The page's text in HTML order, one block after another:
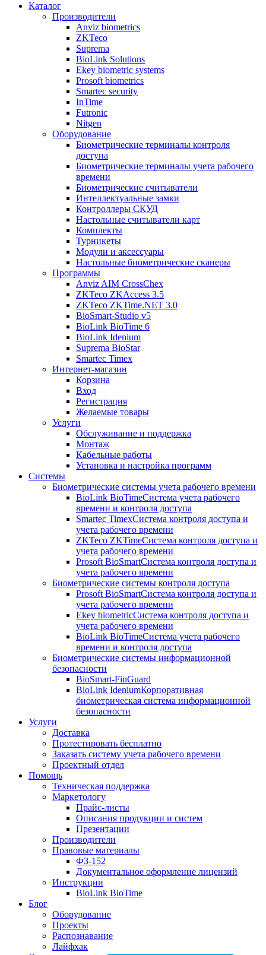
Каталог
Производители
Anviz biometrics
ZKTeco
Suprema
BioLink Solutions
Ekey biometric systems
Prosoft biometrics
Smartec security
InTime
Futronic
Nitgen
Оборудование
Биометрические терминалы контроля
доступа
Биометрические терминалы учета рабочего
времени
Биометрические считыватели
Интеллектуальные замки
Контроллеры СКУД
Настольные считыватели карт
Комплекты
Турникеты
Модули и аксессуары
Настольные биометрические сканеры
Программы
Anviz AIM CrossChex
ZKTeco ZKAccess 3.5
ZKTeco ZKTime.NET 3.0
BioSmart-Studio v5
BioLink BioTime 6
BioLink Idenium
Suprema BioStar
Smartec Timex
Интернет-магазин
Корзина
Вход
Регистрация
Желаемые товары
Услуги
Обслуживание и поддержка
Монтаж
Кабельные работы
Установка и настройка программ
Системы
Биометрические системы учета рабочего времени
BioLink BioTimeСистема учета рабочего
времени и контроля доступа
Smartec TimexСистема контроля доступа и
учета рабочего времени
ZKTeco ZKTimeСистема контроля доступа и
учета рабочего времени
Prosoft BioSmartСистема контроля доступа и
учета рабочего времени
Биометрические системы контроля доступа
Prosoft BioSmartСистема контроля доступа и
учета рабочего времени
Ekey biometricСистема контроля доступа и
учета рабочего времени
BioLink BioTimeСистема учета рабочего
времени и контроля доступа
Биометрические системы информационной
безопасности
BioSmart-FinGuard
BioLink IdeniumКорпоративная
биометрическая система информационной
безопасности
Услуги
Доставка
Протестировать бесплатно
Заказать систему учета рабочего времени
Проектный отдел
Помощь
Техническая поддержка
Маркетологу
Прайс-листы
Описания продукции и систем
Презентации
Производители
Правовые материалы
ФЗ-152
Документальное оформление лицензий
Инструкции
BioLink BioTime
Блог
Оборудование
Проекты
Распознавание
Лайфхак